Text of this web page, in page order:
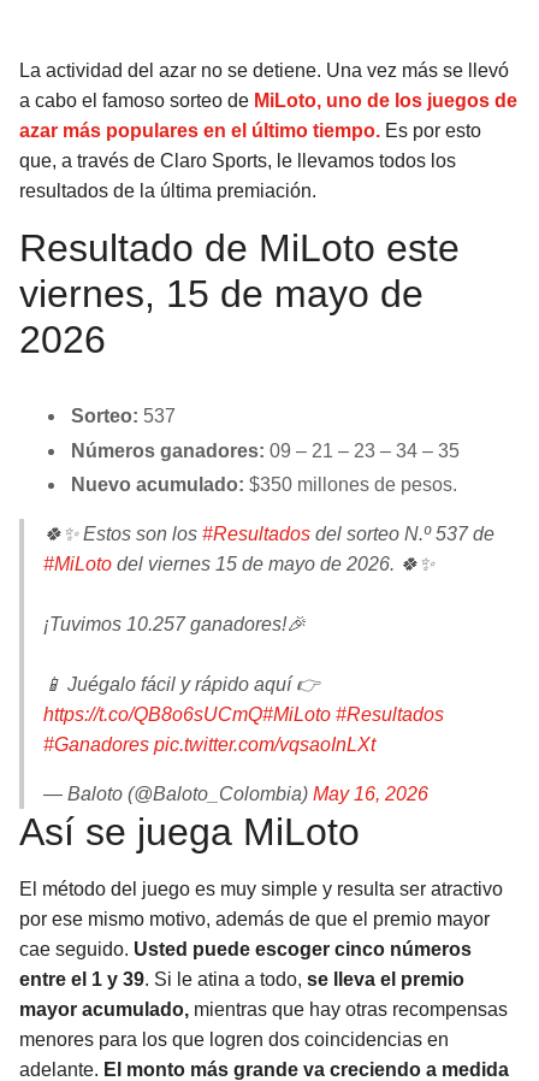
PACKERS
VIKINGS
FALCONS
PANTHERS
SAINTS
TIMBERWOLVES
THUNDER
TRAIL BLAZERS
JAZZ
La actividad del azar no se detiene. Una vez más se llevó
a cabo el famoso sorteo de MiLoto, uno de los juegos de
azar más populares en el último tiempo. Es por esto
que, a través de Claro Sports, le llevamos todos los
resultados de la última premiación.
Resultado de MiLoto este
viernes, 15 de mayo de
2026
Sorteo: 537
Números ganadores:09 – 21 – 23 – 34 – 35
Nuevo acumulado:$350 millones de pesos.
🍀✨ Estos son los #Resultados del sorteo N.º 537 de
#MiLoto del viernes 15 de mayo de 2026. 🍀✨
¡Tuvimos 10.257 ganadores!🎉
📱 Juégalo fácil y rápido aquí 👉
https://t.co/QB8o6sUCmQ#MiLoto #Resultados
#Ganadores pic.twitter.com/vqsaoInLXt
— Baloto (@Baloto_Colombia) May 16, 2026
Así se juega MiLoto
El método del juego es muy simple y resulta ser atractivo
por ese mismo motivo, además de que el premio mayor
cae seguido. Usted puede escoger cinco números
entre el 1 y 39. Si le atina a todo, se lleva el premio
mayor acumulado, mientras que hay otras recompensas
menores para los que logren dos coincidencias en
adelante. El monto más grande va creciendo a medida